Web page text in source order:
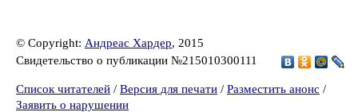
© Copyright: Андреас Хардер, 2015
Свидетельство о публикации №215010300111
Список читателей / Версия для печати / Разместить анонс /
Заявить о нарушении